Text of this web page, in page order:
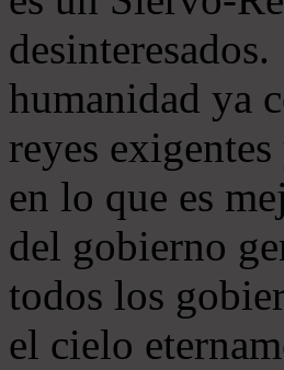
humanidad ya
reyes
en lo que es
del gobierno
todos los
el cielo